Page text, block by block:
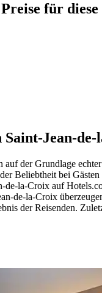
für diese
Jean-
der Grundlage echter
Beliebtheit bei
de-la-Croix auf
de-la-Croix
der Reisenden.